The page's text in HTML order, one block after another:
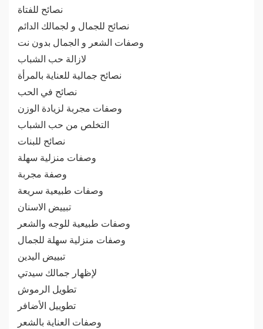
نصائح للفتاة
نصائح للجمال و لجمالك الدائم
وصفات الشعر و الجمال بدون نت
لازالة حب الشباب
نصائح جمالية للعناية بالمرأة
نصائح في الحب
وصفات مجربة لزيادة الوزن
التخلص من حب الشباب
نصائح للبنات
وصفات منزلية سهلة
وصفة مجربة
وصفات طبيعية سريعة
تبييض الاسنان
وصفات طبيعية للوجه والشعر
وصفات منزلية سهلة للجمال
تبييض اليدين
لإظهار جمالك سيدتي
تطويل الرموش
تطوييل الأضافر
وصفات العناية بالشعر